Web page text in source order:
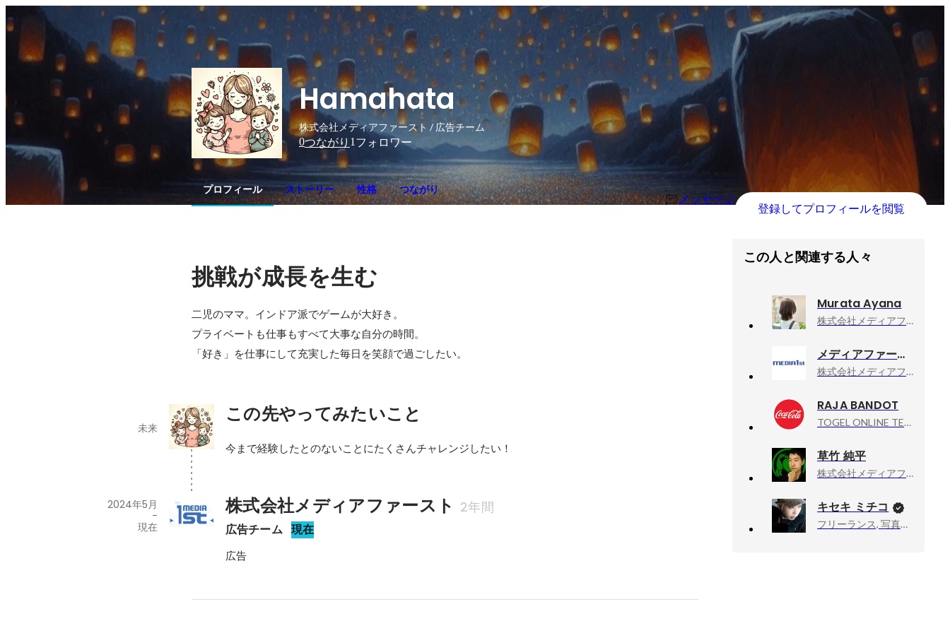
Hamahata
株式会社メディアファースト / 広告チーム
0つながり 1 フォロワー
プロフィール ストーリー 性格 つながり
メッセージ
登録してプロフィールを閲覧
挑戦が成長を生む
二児のママ。インドア派でゲームが大好き。
プライベートも仕事もすべて大事な自分の時間。
「好き」を仕事にして充実した毎日を笑顔で過ごしたい。
この先やってみたいこと
未来
今まで経験したとのないことにたくさんチャレンジしたい！
株式会社メディアファースト 2年間
広告チーム 現在
2024年5月
-
現在
広告
この人と関連する人々
Murata Ayana
株式会社メディアファースト, WEBデザイナー
メディアファースト 採用担当
株式会社メディアファースト, 採用担当
RAJA BANDOT
TOGEL ONLINE TERPERCAYA, SITUS JUDI ONLINE TERPERCAYA SE INDONESIA RAYA
草竹 純平
株式会社メディアファースト, 動画クリエイター
キセキ ミチコ
フリーランス, 写真家、ドキュメンタリーカメラマン